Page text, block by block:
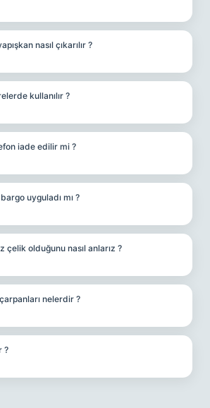
nasıl çıkarılır ?
kullanılır ?
iade edilir mi ?
uyguladı mı ?
çelik olduğunu nasıl anlarız ?
nelerdir ?
?